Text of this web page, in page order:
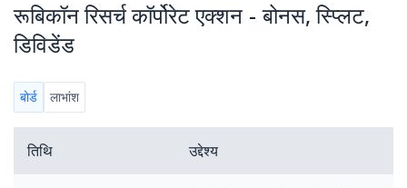
रूबिकॉन रिसर्च कॉर्पोरेट एक्शन - बोनस, स्प्लिट,
डिविडेंड
बोर्ड लाभांश
तिथि उद्देश्य